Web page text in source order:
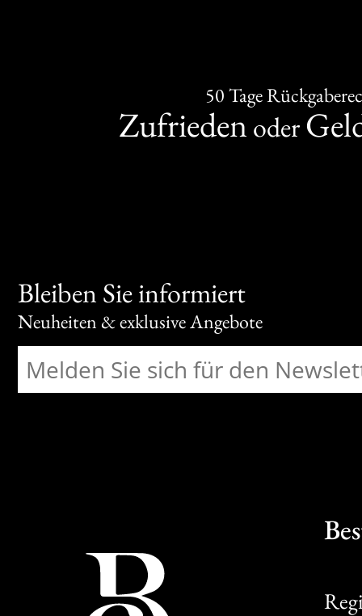
50 Tage
Zufrieden oder
Bleiben Sie informiert
Neuheiten & exklusive Angebote